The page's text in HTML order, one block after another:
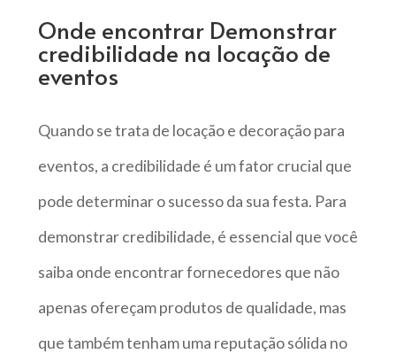
Onde encontrar Demonstrar
credibilidade na locação de
eventos
Quando se trata de locação e decoração para
eventos, a credibilidade é um fator crucial que
pode determinar o sucesso da sua festa. Para
demonstrar credibilidade, é essencial que você
saiba onde encontrar fornecedores que não
apenas ofereçam produtos de qualidade, mas
que também tenham uma reputação sólida no